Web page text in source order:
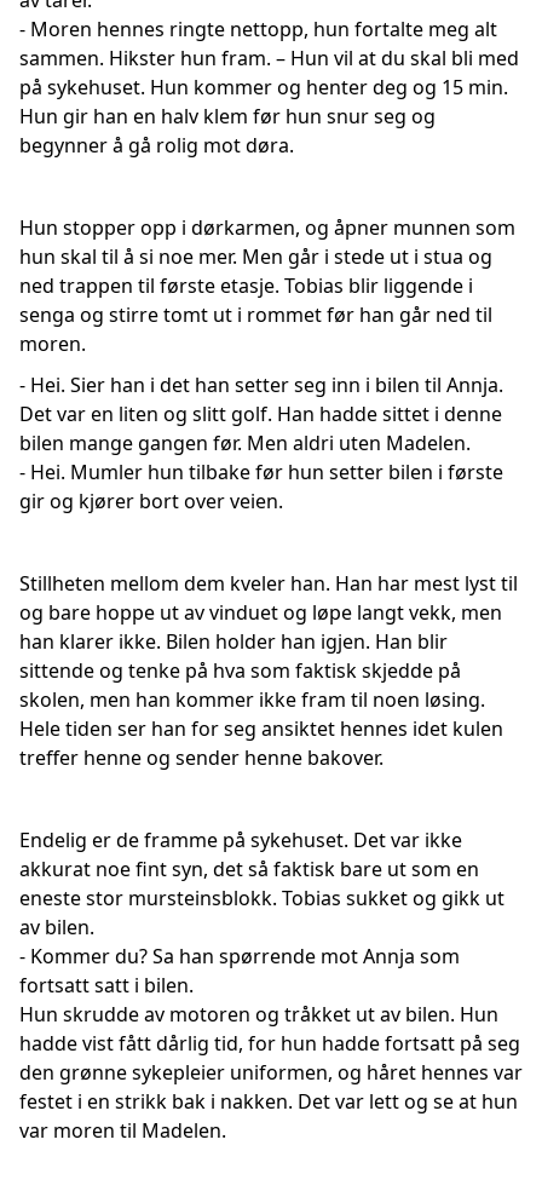
- Moren hennes ringte nettopp, hun fortalte meg alt
sammen. Hikster hun fram. – Hun vil at du skal bli med
på sykehuset. Hun kommer og henter deg og 15 min.
Hun gir han en halv klem før hun snur seg og
begynner å gå rolig mot døra.
Hun stopper opp i dørkarmen, og åpner munnen som
hun skal til å si noe mer. Men går i stede ut i stua og
ned trappen til første etasje. Tobias blir liggende i
senga og stirre tomt ut i rommet før han går ned til
moren.
- Hei. Sier han i det han setter seg inn i bilen til Annja.
Det var en liten og slitt golf. Han hadde sittet i denne
bilen mange gangen før. Men aldri uten Madelen.
- Hei. Mumler hun tilbake før hun setter bilen i første
gir og kjører bort over veien.
Stillheten mellom dem kveler han. Han har mest lyst til
og bare hoppe ut av vinduet og løpe langt vekk, men
han klarer ikke. Bilen holder han igjen. Han blir
sittende og tenke på hva som faktisk skjedde på
skolen, men han kommer ikke fram til noen løsing.
Hele tiden ser han for seg ansiktet hennes idet kulen
treffer henne og sender henne bakover.
Endelig er de framme på sykehuset. Det var ikke
akkurat noe fint syn, det så faktisk bare ut som en
eneste stor mursteinsblokk. Tobias sukket og gikk ut
av bilen.
- Kommer du? Sa han spørrende mot Annja som
fortsatt satt i bilen.
Hun skrudde av motoren og tråkket ut av bilen. Hun
hadde vist fått dårlig tid, for hun hadde fortsatt på seg
den grønne sykepleier uniformen, og håret hennes var
festet i en strikk bak i nakken. Det var lett og se at hun
var moren til Madelen.